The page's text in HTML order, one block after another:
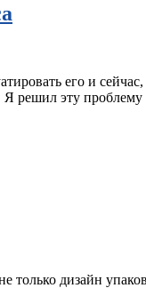
его и
Я решил эту
только дизайн